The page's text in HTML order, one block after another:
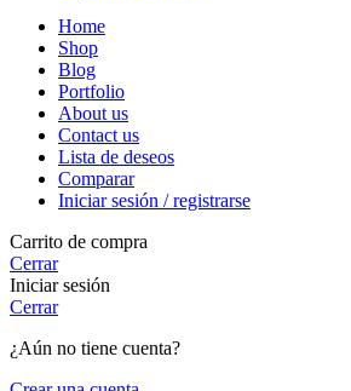
Home
Shop
Blog
Portfolio
About us
Contact us
Lista de deseos
Comparar
Iniciar sesión / registrarse
Carrito de compra
Cerrar
Iniciar sesión
Cerrar
¿Aún no tiene cuenta?